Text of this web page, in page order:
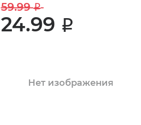
59.99 i
24.99 i
Нет изображения